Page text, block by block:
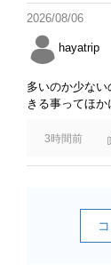
2026/08/06
hayatrip
多いのか少な
きる事ってほ
3時間前